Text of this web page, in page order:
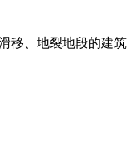
移、地裂地段的建筑